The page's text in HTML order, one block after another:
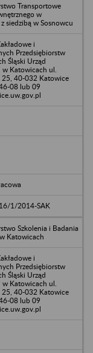
Transportowe
w
siedzibą w Sosnowcu
i
Przedsiębiorstw
Śląski Urząd
Katowicach ul.
25, 40-032 Katowice
08 lub 09
1/2014-SAK
Szkolenia i Badania
Katowicach
i
Przedsiębiorstw
Śląski Urząd
Katowicach ul.
25, 40-032 Katowice
08 lub 09